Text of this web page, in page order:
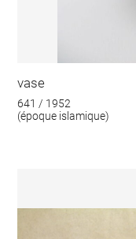
vase
641 / 1952
(époque islamique)